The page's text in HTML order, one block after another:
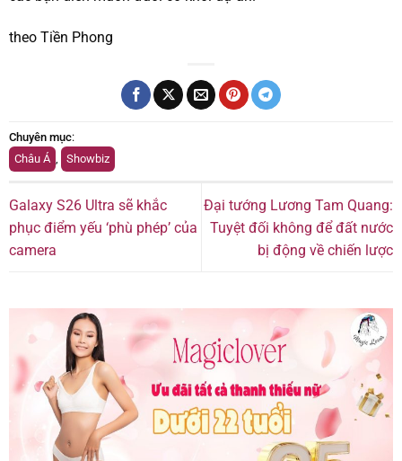
theo Tiền Phong
Chuyên mục:
Châu Á
Showbiz
Galaxy S26 Ultra sẽ khắc
phục điểm yếu ‘phù phép’ của
camera
Đại tướng Lương Tam Quang:
Tuyệt đối không để đất nước
bị động về chiến lược